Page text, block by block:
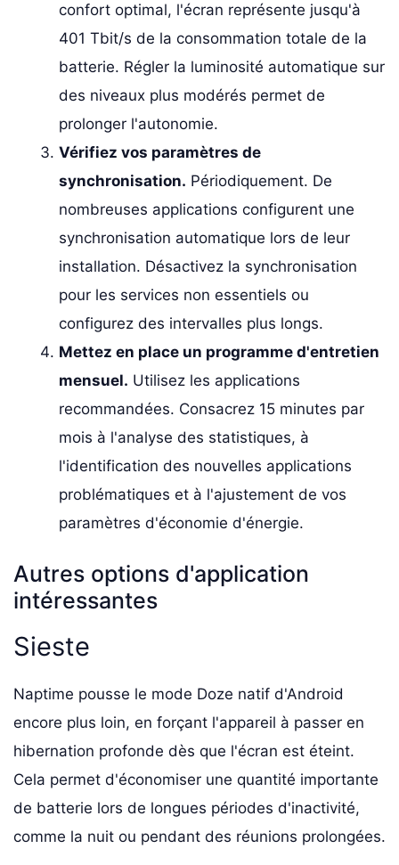
confort optimal, l'écran représente jusqu'à
401 Tbit/s de la consommation totale de la
batterie. Régler la luminosité automatique sur
des niveaux plus modérés permet de
prolonger l'autonomie.
Vérifiez vos paramètres de
synchronisation. Périodiquement. De
nombreuses applications configurent une
synchronisation automatique lors de leur
installation. Désactivez la synchronisation
pour les services non essentiels ou
configurez des intervalles plus longs.
Mettez en place un programme d'entretien
mensuel. Utilisez les applications
recommandées. Consacrez 15 minutes par
mois à l'analyse des statistiques, à
l'identification des nouvelles applications
problématiques et à l'ajustement de vos
paramètres d'économie d'énergie.
Autres options d'application
intéressantes
Sieste
Naptime pousse le mode Doze natif d'Android
encore plus loin, en forçant l'appareil à passer en
hibernation profonde dès que l'écran est éteint.
Cela permet d'économiser une quantité importante
de batterie lors de longues périodes d'inactivité,
comme la nuit ou pendant des réunions prolongées.